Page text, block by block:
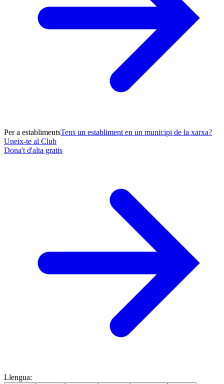
Per a establimentsTens un establiment en un municipi de la xarxa?
Uneix-te al Club
Dona't d'alta gratis
Llengua: